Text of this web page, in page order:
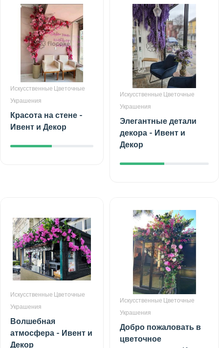
Искусственные Цветочные
Украшения
Красота на стене -
Ивент и Декор
Искусственные Цветочные
Украшения
Элегантные детали
декора - Ивент и
Декор
Искусственные Цветочные
Украшения
Волшебная
атмосфера - Ивент и
Декор
Искусственные Цветочные
Украшения
Добро пожаловать в
цветочное